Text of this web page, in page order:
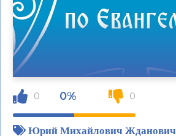
0 0% 0
Юрий Михайлович Жданович